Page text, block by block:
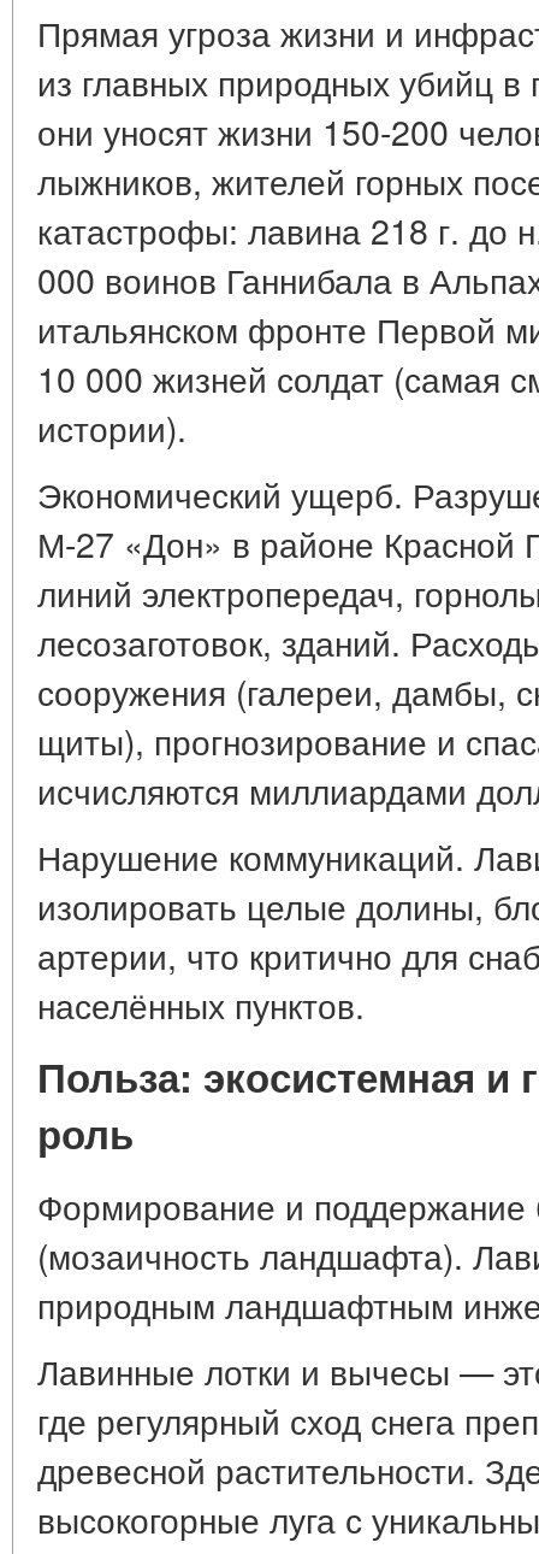
Прямая угроза жизни и
из главных природных убийц
они уносят жизни 150-200
лыжников, жителей горных
катастрофы: лавина 218 г. до
000 воинов Ганнибала в
итальянском фронте Первой
10 000 жизней солдат (самая
истории).
Экономический ущерб.
М-27 «Дон» в районе Красной
линий электропередач,
лесозаготовок, зданий.
сооружения (галереи, дамбы,
щиты), прогнозирование и
исчисляются миллиардами
Нарушение коммуникаций.
изолировать целые долины,
артерии, что критично для
населённых пунктов.
Польза: экосистемная и
роль
Формирование и поддержание
(мозаичность ландшафта).
природным ландшафтным
Лавинные лотки и вычесы —
где регулярный сход снега
древесной растительности.
высокогорные луга с